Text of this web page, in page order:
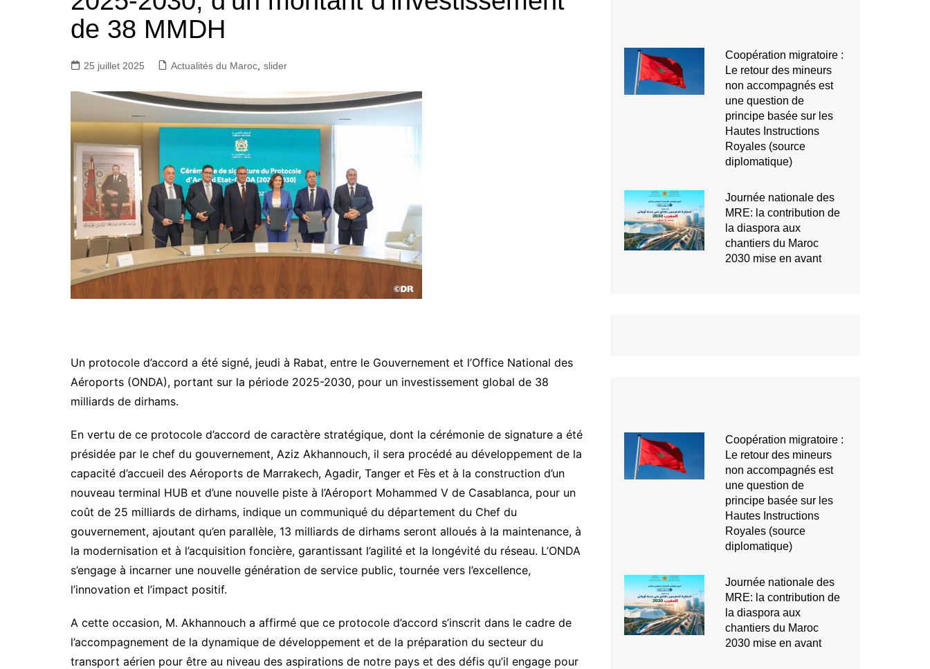
de 38 MMDH
25 juillet 2025 Actualités du Maroc slider
Un protocole d’accord a été signé, jeudi à Rabat, entre le Gouvernement et l’Office National des
Aéroports (ONDA), portant sur la période 2025-2030, pour un investissement global de 38
milliards de dirhams.
En vertu de ce protocole d’accord de caractère stratégique, dont la cérémonie de signature a été
présidée par le chef du gouvernement, Aziz Akhannouch, il sera procédé au développement de la
capacité d’accueil des Aéroports de Marrakech, Agadir, Tanger et Fès et à la construction d’un
nouveau terminal HUB et d’une nouvelle piste à l’Aéroport Mohammed V de Casablanca, pour un
coût de 25 milliards de dirhams, indique un communiqué du département du Chef du
gouvernement, ajoutant qu’en parallèle, 13 milliards de dirhams seront alloués à la maintenance, à
la modernisation et à l’acquisition foncière, garantissant l’agilité et la longévité du réseau. L’ONDA
s’engage à incarner une nouvelle génération de service public, tournée vers l’excellence,
l’innovation et l’impact positif.
A cette occasion, M. Akhannouch a affirmé que ce protocole d’accord s’inscrit dans le cadre de
l’accompagnement de la dynamique de développement et de la préparation du secteur du
transport aérien pour être au niveau des aspirations de notre pays et des défis qu’il engage pour
Coopération migratoire :
Le retour des mineurs
non accompagnés est
une question de
principe basée sur les
Hautes Instructions
Royales (source
diplomatique)
Journée nationale des
MRE: la contribution de
la diaspora aux
chantiers du Maroc
2030 mise en avant
Coopération migratoire :
Le retour des mineurs
non accompagnés est
une question de
principe basée sur les
Hautes Instructions
Royales (source
diplomatique)
Journée nationale des
MRE: la contribution de
la diaspora aux
chantiers du Maroc
2030 mise en avant